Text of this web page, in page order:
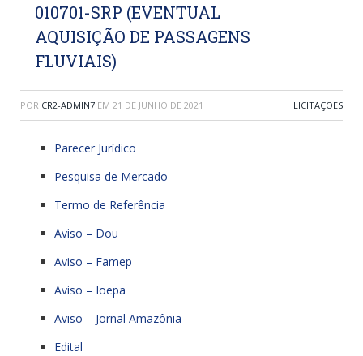
010701-SRP (EVENTUAL
AQUISIÇÃO DE PASSAGENS
FLUVIAIS)
POR CR2-ADMIN7 EM 21 DE JUNHO DE 2021 LICITAÇÕES
Parecer Jurídico
Pesquisa de Mercado
Termo de Referência
Aviso – Dou
Aviso – Famep
Aviso – Ioepa
Aviso – Jornal Amazônia
Edital